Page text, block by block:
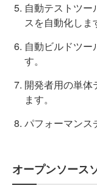
自動テストツ
スを自動化しま
自動ビルドツ
す。
開発者用の単
ます。
パフォーマンス
オープンソース